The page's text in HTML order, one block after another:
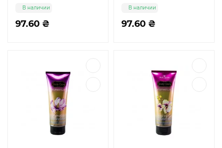
97.60 ₴
В наличии
97.60 ₴
В наличии